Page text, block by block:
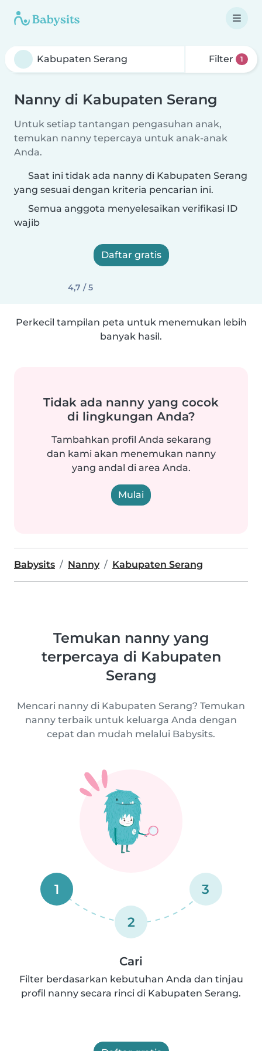
Filter 1
Nanny di Kabupaten Serang
Untuk setiap tantangan pengasuhan anak,
temukan nanny tepercaya untuk anak-anak
Anda.
Saat ini tidak ada nanny di Kabupaten Serang
yang sesuai dengan kriteria pencarian ini.
Semua anggota menyelesaikan verifikasi ID
wajib
Daftar gratis
4,7 / 5
Perkecil tampilan peta untuk menemukan lebih
banyak hasil.
Tidak ada nanny yang cocok
di lingkungan Anda?
Tambahkan profil Anda sekarang
dan kami akan menemukan nanny
yang andal di area Anda.
Mulai
Babysits Nanny Kabupaten Serang
Temukan nanny yang
terpercaya di Kabupaten
Serang
Mencari nanny di Kabupaten Serang? Temukan
nanny terbaik untuk keluarga Anda dengan
cepat dan mudah melalui Babysits.
1
2
3
Cari
Filter berdasarkan kebutuhan Anda dan tinjau
profil nanny secara rinci di Kabupaten Serang.